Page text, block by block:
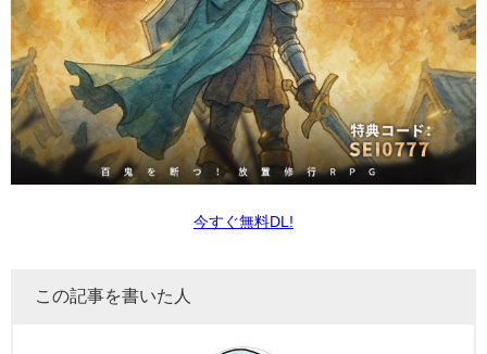
今すぐ無料DL!
この記事を書いた人